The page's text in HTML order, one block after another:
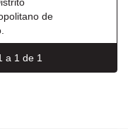
de
a 1 de 1